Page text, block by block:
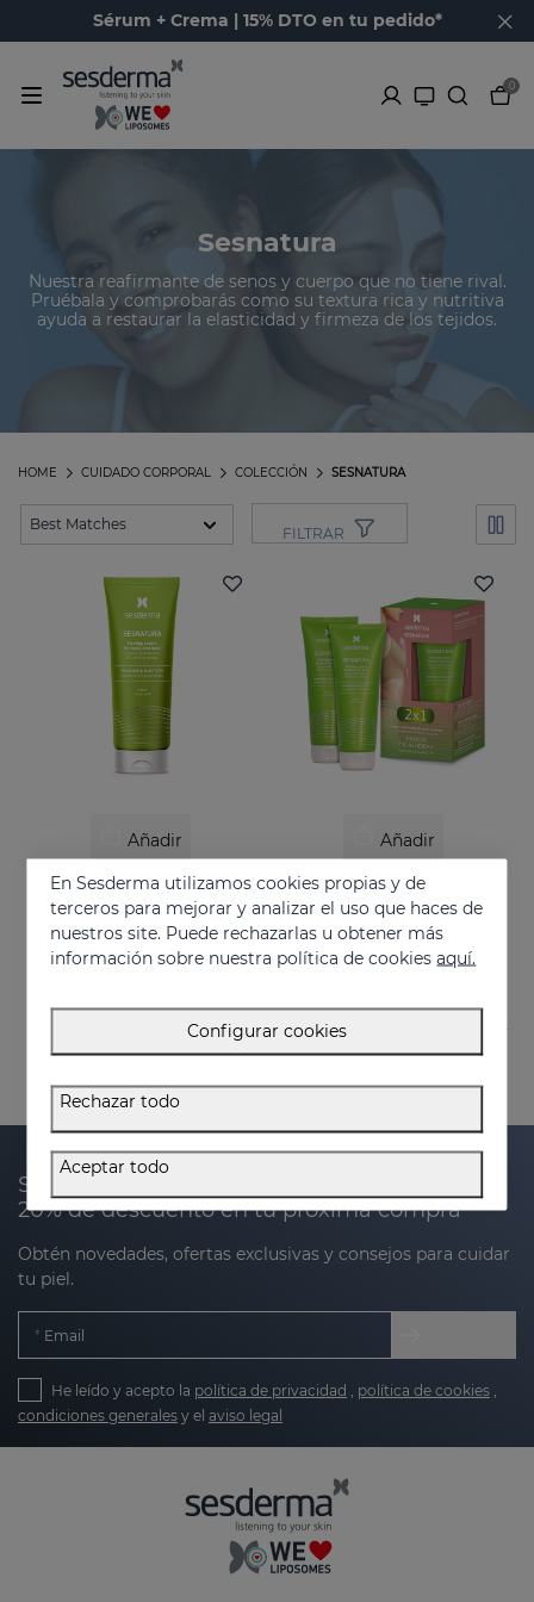
Sérum + Crema | 15% DTO en tu pedido*
0
Sesnatura
Nuestra reafirmante de senos y cuerpo que no tiene rival.
Pruébala y comprobarás como su textura rica y nutritiva
ayuda a restaurar la elasticidad y firmeza de los tejidos.
SESNATURA
COLECCIÓN
CUIDADO CORPORAL
HOME
FILTRAR
Añadir
SESNATURA Crema Reafirmante Senos Y Cuerpo
Crema reafirmante de senos y cuerpo
39.95 €
Añadir
SESNATURA Duplo
Reafirma y tonifica tu piel
39.95 €
Suscríbete a nuestra newsletter y recibe un
20% de descuento en tu próxima compra
Obtén novedades, ofertas exclusivas y consejos para cuidar
tu piel.
Email
He leído y acepto la política de privacidad , política de cookies ,
condiciones generales y el aviso legal
En Sesderma utilizamos cookies propias y de
terceros para mejorar y analizar el uso que haces de
nuestros site. Puede rechazarlas u obtener más
información sobre nuestra política de cookiesaquí.
Configurar cookies
Rechazar todo
Aceptar todo